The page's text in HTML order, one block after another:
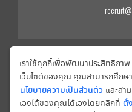
:
นักลง
: (66 2)
:
เราใช้คุกกี้เพื่อพัฒนาประสิทธิภา
เว็บไซต์ของคุณ คุณสามารถศึกษา
นโยบายความเป็นส่วนตัว และสา
เองได้ของคุณได้เองโดยคลิกที่ ตั้